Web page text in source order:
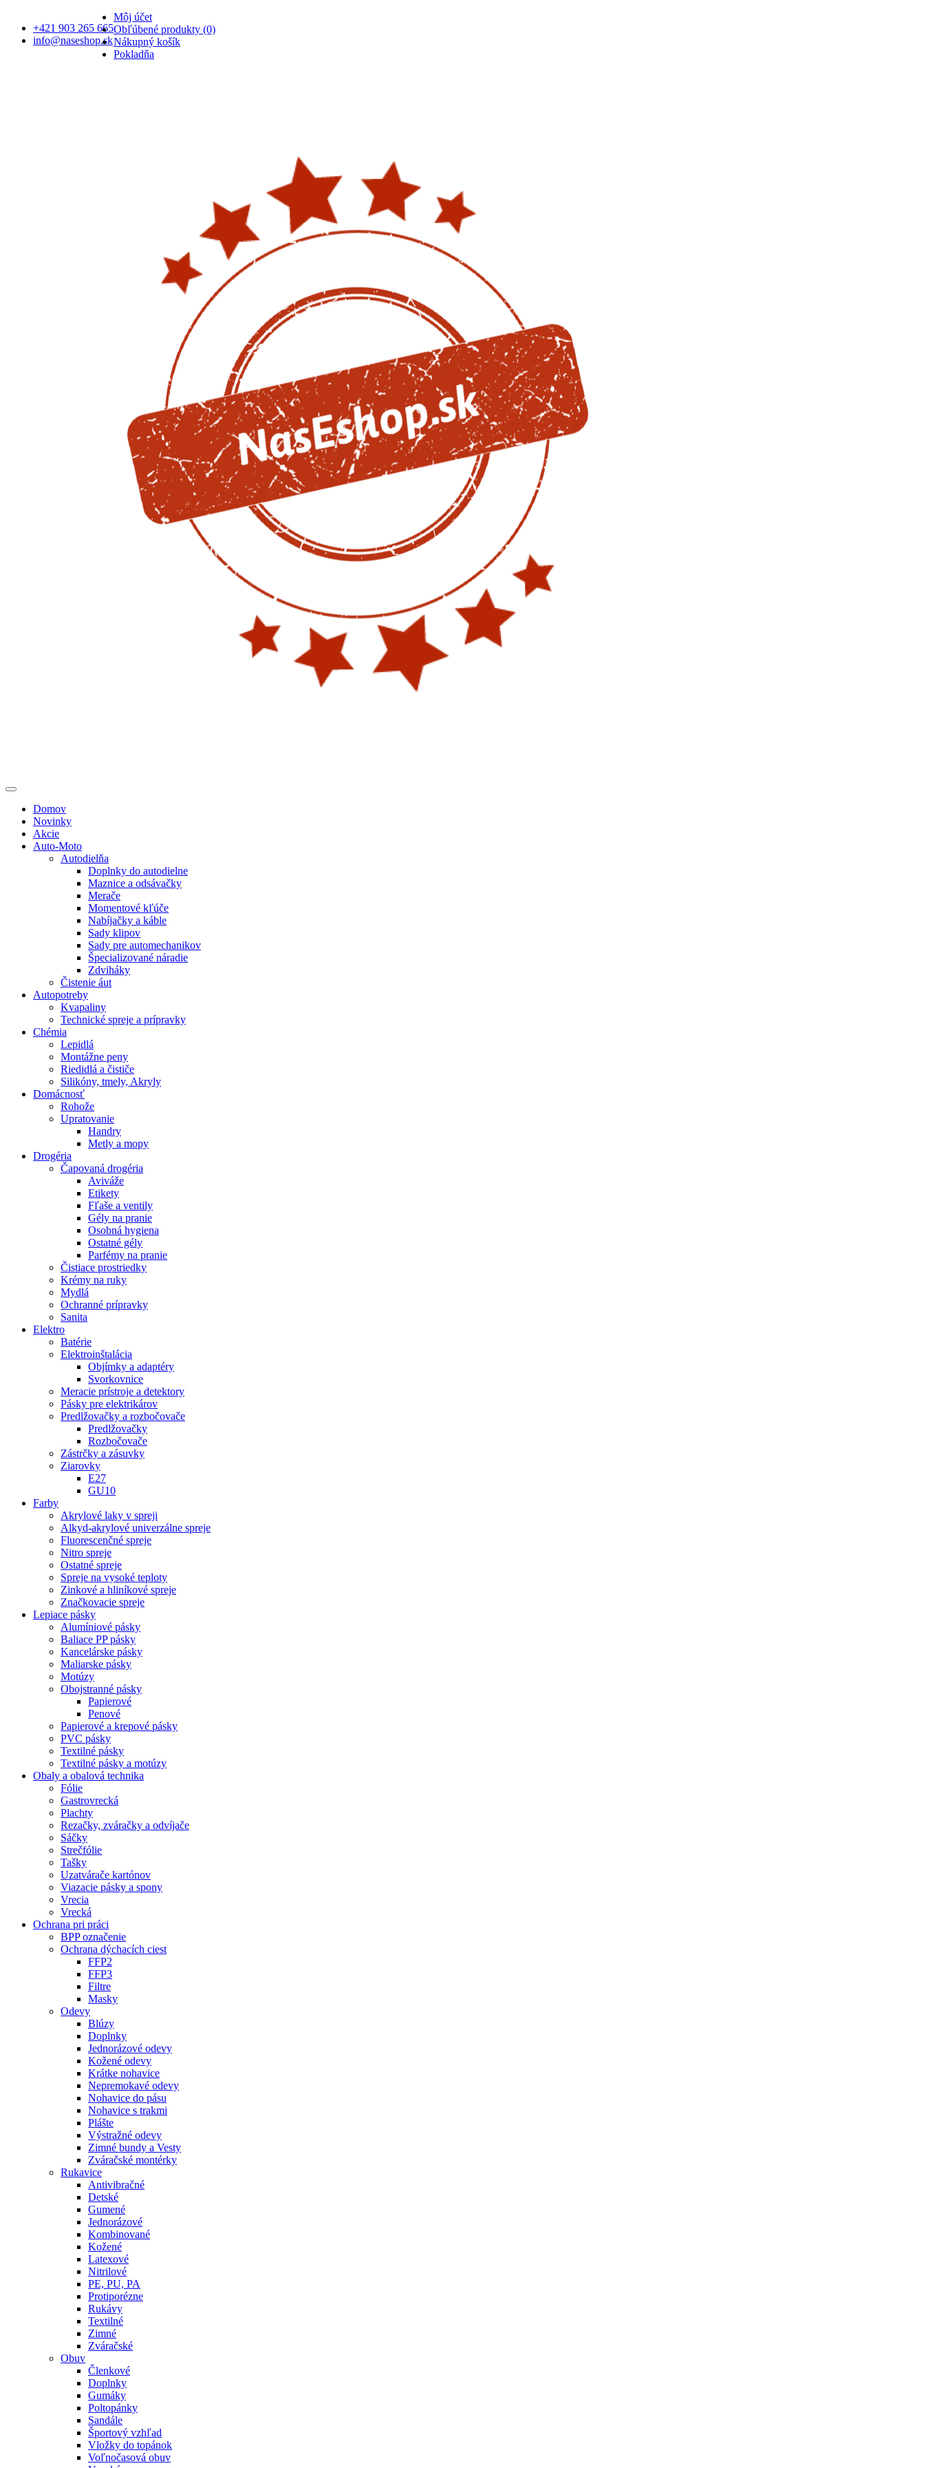
+421 903 265 665
info@naseshop.sk
Môj účet
Obľúbené produkty (0)
Nákupný košík
Pokladňa
Domov
Novinky
Akcie
Auto-Moto
Autodielňa
Doplnky do autodielne
Maznice a odsávačky
Merače
Momentové kľúče
Nabíjačky a káble
Sady klipov
Sady pre automechanikov
Špecializované náradie
Zdviháky
Čistenie áut
Autopotreby
Kvapaliny
Technické spreje a prípravky
Chémia
Lepidlá
Montážne peny
Riedidlá a čističe
Silikóny, tmely, Akryly
Domácnosť
Rohože
Upratovanie
Handry
Metly a mopy
Drogéria
Čapovaná drogéria
Aviváže
Etikety
Fľaše a ventily
Gély na pranie
Osobná hygiena
Ostatné gély
Parfémy na pranie
Čistiace prostriedky
Krémy na ruky
Mydlá
Ochranné prípravky
Sanita
Elektro
Batérie
Elektroinštalácia
Objímky a adaptéry
Svorkovnice
Meracie prístroje a detektory
Pásky pre elektrikárov
Predlžovačky a rozbočovače
Predlžovačky
Rozbočovače
Zástrčky a zásuvky
Ziarovky
E27
GU10
Farby
Akrylové laky v spreji
Alkyd-akrylové univerzálne spreje
Fluorescenčné spreje
Nitro spreje
Ostatné spreje
Spreje na vysoké teploty
Zinkové a hliníkové spreje
Značkovacie spreje
Lepiace pásky
Alumíniové pásky
Baliace PP pásky
Kancelárske pásky
Maliarske pásky
Motúzy
Obojstranné pásky
Papierové
Penové
Papierové a krepové pásky
PVC pásky
Textilné pásky
Textilné pásky a motúzy
Obaly a obalová technika
Fólie
Gastrovrecká
Plachty
Rezačky, zváračky a odvíjače
Sáčky
Strečfólie
Tašky
Uzatvárače kartónov
Viazacie pásky a spony
Vrecia
Vrecká
Ochrana pri práci
BPP označenie
Ochrana dýchacích ciest
FFP2
FFP3
Filtre
Masky
Odevy
Blúzy
Doplnky
Jednorázové odevy
Kožené odevy
Krátke nohavice
Nepremokavé odevy
Nohavice do pásu
Nohavice s trakmi
Plášte
Výstražné odevy
Zimné bundy a Vesty
Zváračské montérky
Rukavice
Antivibračné
Detské
Gumené
Jednorázové
Kombinované
Kožené
Latexové
Nitrilové
PE, PU, PA
Protiporézne
Rukávy
Textilné
Zimné
Zváračské
Obuv
Členkové
Doplnky
Gumáky
Poltopánky
Sandále
Športový vzhľad
Vložky do topánok
Voľnočasová obuv